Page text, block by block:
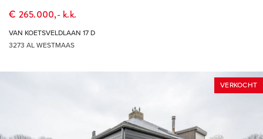
€ 265.000,- k.k.
VAN KOETSVELDLAAN 17 D
3273 AL WESTMAAS
VERKOCHT